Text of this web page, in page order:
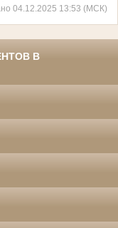
04.12.2025 13:53 (МСК)
В